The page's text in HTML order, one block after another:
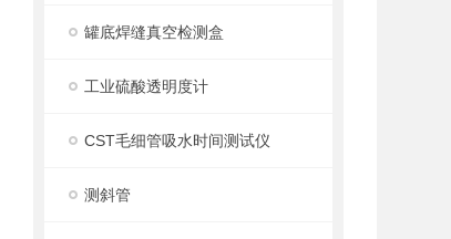
罐底焊缝真空检测盒
工业硫酸透明度计
CST毛细管吸水时间测试仪
测斜管